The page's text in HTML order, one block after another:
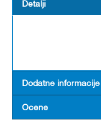
Detalji
Dodatne informacije
Ocene